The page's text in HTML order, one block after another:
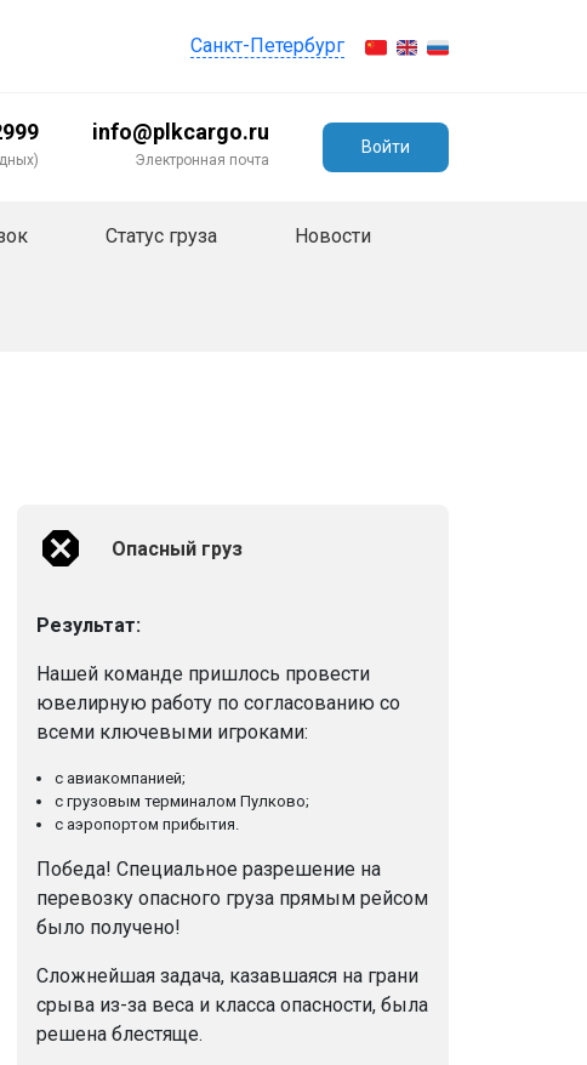
Санкт-Петербург
info@plkcargo.ru
Электронная почта
Войти
Статус груза Новости
Опасный груз
Результат:
Нашей команде пришлось провести
ювелирную работу по согласованию со
всеми ключевыми игроками:
с авиакомпанией;
с грузовым терминалом Пулково;
с аэропортом прибытия.
Победа! Специальное разрешение на
перевозку опасного груза прямым рейсом
было получено!
Сложнейшая задача, казавшаяся на грани
срыва из-за веса и класса опасности, была
решена блестяще.